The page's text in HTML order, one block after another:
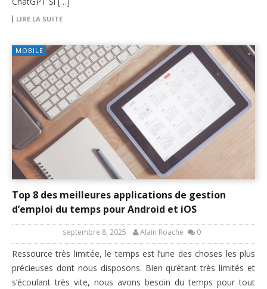
LIRE LA SUITE
MOBILE
Top 8 des meilleures applications de gestion
d’emploi du temps pour Android et iOS
septembre 8, 2025 Alain Roache 0
Ressource très limitée, le temps est l’une des choses les plus
précieuses dont nous disposons. Bien qu’étant très limités et
s’écoulant très vite, nous avons besoin du temps pour tout